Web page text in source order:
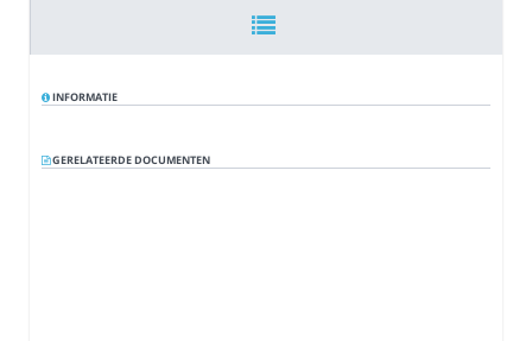
INFORMATIE
GERELATEERDE DOCUMENTEN